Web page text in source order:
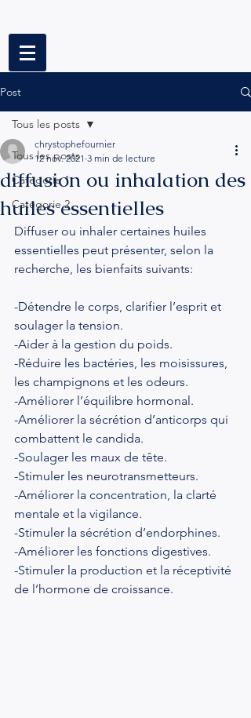
Post
Tous les posts
Catégorie 1
Catégorie 2
Tous les posts
diffusion ou inhalation des
huiles essentielles
chrystophefournier
12 nov. 2021 3 min de lecture
Diffuser ou inhaler certaines huiles
essentielles peut présenter, selon la
recherche, les bienfaits suivants:
-Détendre le corps, clarifier l’esprit et
soulager la tension.
-Aider à la gestion du poids.
-Réduire les bactéries, les moisissures,
les champignons et les odeurs.
-Améliorer l’équilibre hormonal.
-Améliorer la sécrétion d’anticorps qui
combattent le candida.
-Soulager les maux de tête.
-Stimuler les neurotransmetteurs.
-Améliorer la concentration, la clarté
mentale et la vigilance.
-Stimuler la sécrétion d’endorphines.
-Améliorer les fonctions digestives.
-Stimuler la production et la réceptivité
de l’hormone de croissance.